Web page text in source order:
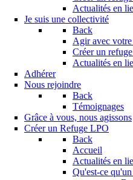
Actualités en
Je suis une collectivité
Back
Agir avec
Créer un
Actualités en
Adhérer
Nous rejoindre
Back
Témoignages
Grâce à vous, nous agissons
Créer un Refuge LPO
Back
Accueil
Actualités en
Qu'est-ce